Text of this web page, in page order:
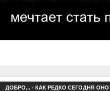
ДОБРО... - КАК РЕДКО СЕГОДНЯ ОНО